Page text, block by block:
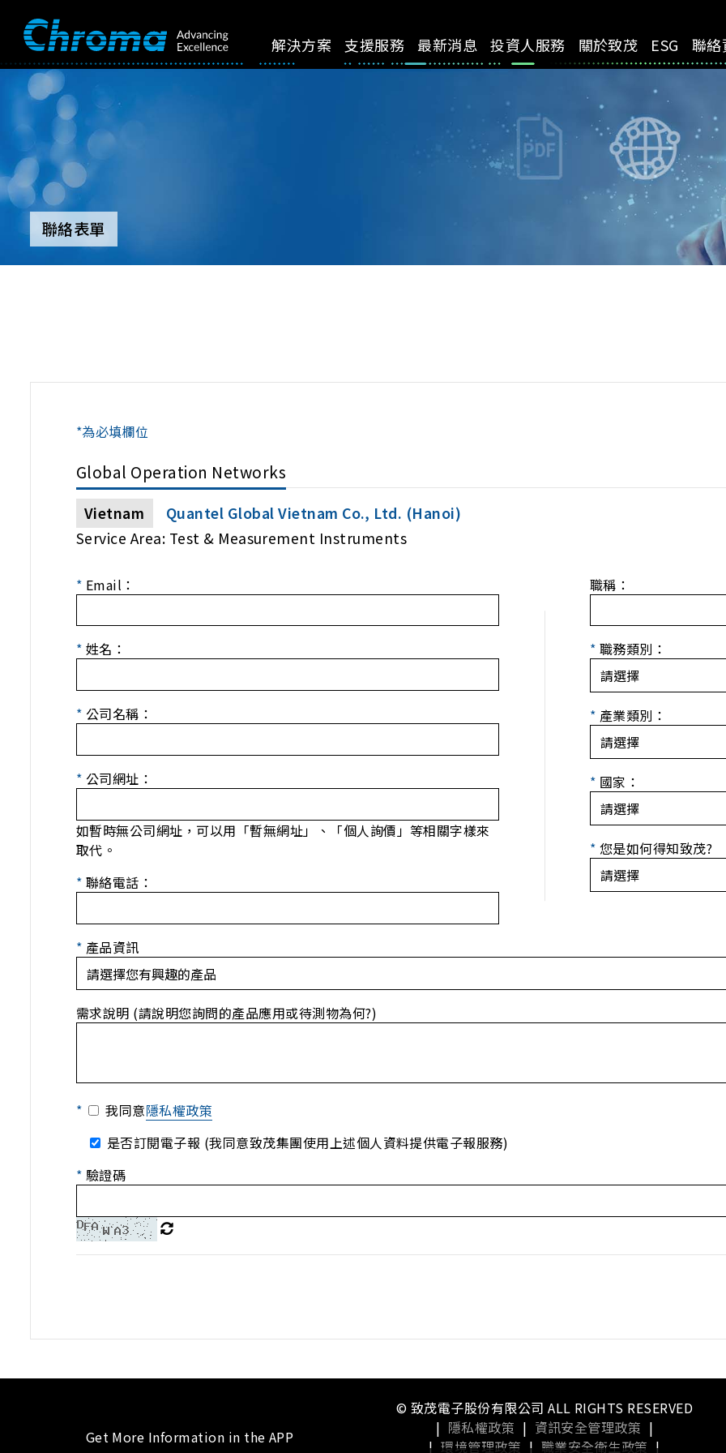
解決方案 支援服務 最新消息 投資人服務 關於致茂 ESG 聯
聯絡表單
*為必填欄位
Global Operation Networks
Vietnam
Quantel Global Vietnam Co., Ltd. (Hanoi)
Service Area: Test & Measurement Instruments
* Email：
* 姓名：
* 公司名稱：
* 公司網址：
如暫時無公司網址，可以用「暫無網址」、「個人詢價」等相關字樣來
取代。
* 聯絡電話：
職稱：
* 職務類別：
* 產業類別：
* 國家：
* 您是如何得知致茂?
* 產品資訊
需求說明 (請說明您詢問的產品應用或待測物為何?)
* 我同意隱私權政策
是否訂閱電子報 (我同意致茂集團使用上述個人資料提供電子報服務)
* 驗證碼
Get More Information in the APP
© 致茂電子股份有限公司 ALL RIGHTS RESERVED
| 隱私權政策 | 資訊安全管理政策 |
| 環境管理政策 | 職業安全衛生政策 |